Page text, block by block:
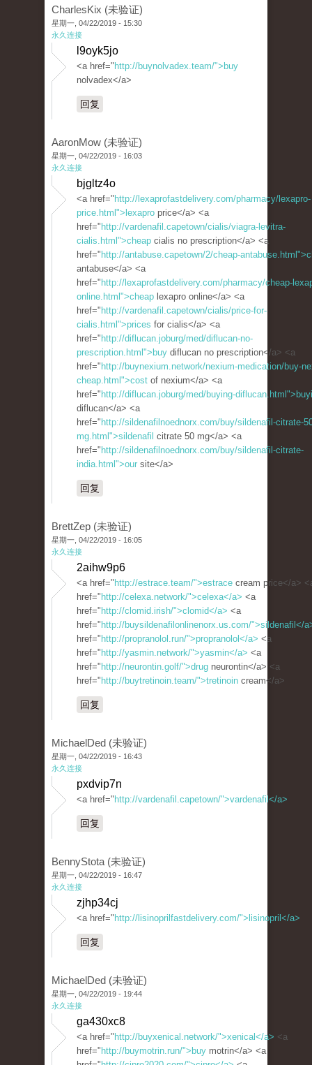
CharlesKix (未验证)
星期一, 04/22/2019 - 15:30
永久连接
l9oyk5jo
<a href=" http://buynolvadex.team/">buy
nolvadex</a>
回复
AaronMow (未验证)
星期一, 04/22/2019 - 16:03
永久连接
bjgltz4o
<a href=" http://lexaprofastdelivery.com/pharmacy/lexapro-
price.html">lexapro price</a> <a
href=" http://vardenafil.capetown/cialis/viagra-levitra-
cialis.html">cheap cialis no prescription</a> <a
href=" http://antabuse.capetown/2/cheap-
antabuse</a> <a
href=" http://lexaprofastdelivery.com/pharmacy/cheap-
online.html">cheap lexapro online</a> <a
href=" http://vardenafil.capetown/cialis/price-for-
cialis.html">prices for cialis</a> <a
href=" http://diflucan.joburg/med/diflucan-no-
prescription.html">buy diflucan no prescription</a> <a
href=" http://buynexium.network/nexium-medication/buy-
cheap.html">cost of nexium</a> <a
href=" http://diflucan.joburg/med/buying-
diflucan</a> <a
href=" http://sildenafilnoednorx.com/buy/sildenafil-citrate-
mg.html">sildenafil citrate 50 mg</a> <a
href=" http://sildenafilnoednorx.com/buy/sildenafil-citrate-
india.html">our site</a>
回复
BrettZep (未验证)
星期一, 04/22/2019 - 16:05
永久连接
2aihw9p6
<a href=" http://estrace.team/">estrace cream price</a>
href=" http://celexa.network/">celexa</a> <a
href=" http://clomid.irish/">clomid</a> <a
href=" http://buysildenafilonlinenorx.us.com/">sildenafil</
href=" http://propranolol.run/">propranolol</a> <a
href=" http://yasmin.network/">yasmin</a> <a
href=" http://neurontin.golf/">drug neurontin</a> <a
href=" http://buytretinoin.team/">tretinoin cream</a>
回复
MichaelDed (未验证)
星期一, 04/22/2019 - 16:43
永久连接
pxdvip7n
<a href=" http://vardenafil.capetown/">vardenafil</a>
回复
BennyStota (未验证)
星期一, 04/22/2019 - 16:47
永久连接
zjhp34cj
<a href=" http://lisinoprilfastdelivery.com/">lisinopril</a>
回复
MichaelDed (未验证)
星期一, 04/22/2019 - 19:44
永久连接
ga430xc8
<a href=" http://buyxenical.network/">xenical</a> <a
href=" http://buymotrin.run/">buy motrin</a> <a